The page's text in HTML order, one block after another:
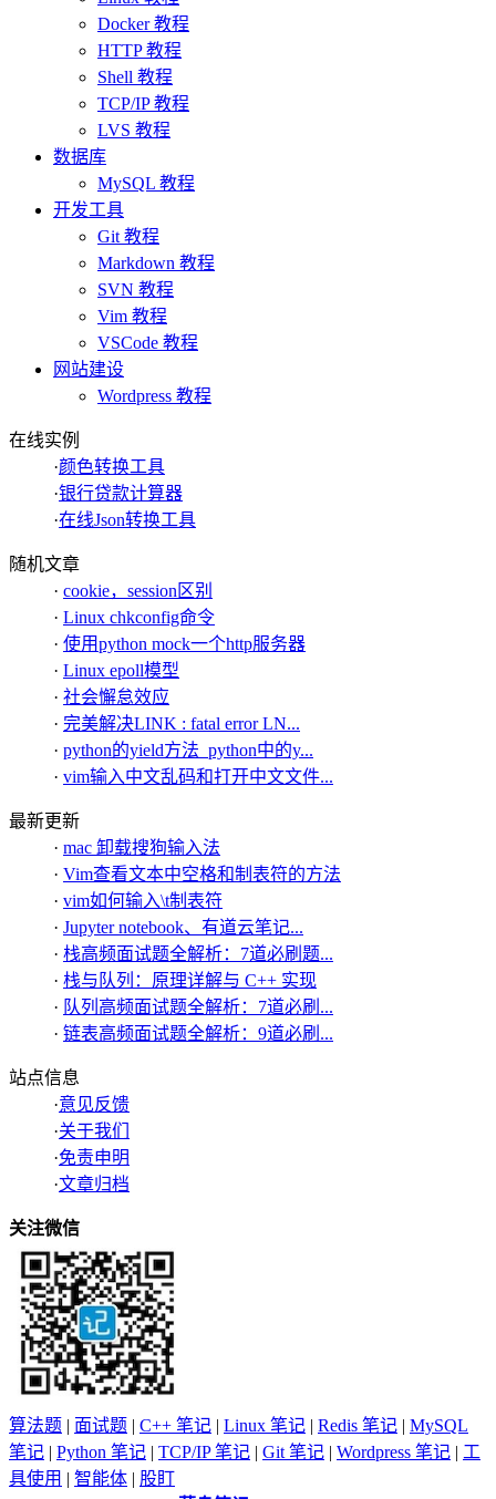
Docker 教程
HTTP 教程
Shell 教程
TCP/IP 教程
LVS 教程
数据库
MySQL 教程
开发工具
Git 教程
Markdown 教程
SVN 教程
Vim 教程
VSCode 教程
网站建设
Wordpress 教程
在线实例
·颜色转换工具
·银行贷款计算器
·在线Json转换工具
随机文章
· cookie，session区别
· Linux chkconfig命令
· 使用python mock一个http服务器
· Linux epoll模型
· 社会懈怠效应
· 完美解决LINK : fatal error LN...
· python的yield方法_python中的y...
· vim输入中文乱码和打开中文文件...
最新更新
· mac 卸载搜狗输入法
· Vim查看文本中空格和制表符的方法
· vim如何输入\t制表符
· Jupyter notebook、有道云笔记...
· 栈高频面试题全解析：7道必刷题...
· 栈与队列：原理详解与 C++ 实现
· 队列高频面试题全解析：7道必刷...
· 链表高频面试题全解析：9道必刷...
站点信息
·意见反馈
·关于我们
·免责申明
·文章归档
关注微信
算法题 | 面试题 | C++ 笔记 | Linux 笔记 | Redis 笔记 | MySQL
笔记 | Python 笔记 | TCP/IP 笔记 | Git 笔记 | Wordpress 笔记 | 工
具使用 | 智能体 | 股盯